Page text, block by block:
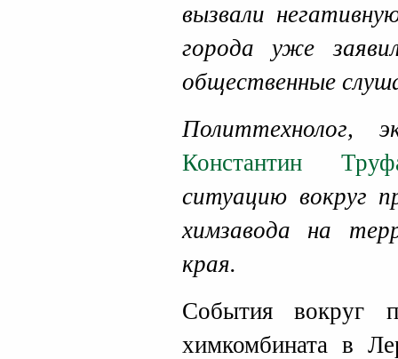
вызвали
города уже
общественные
Политтехнолог,
Константин
ситуацию вокруг
химзавода на
края.
События вокруг
химкомбината в